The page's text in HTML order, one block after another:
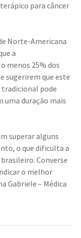
para câncer
Norte-Americana
a
menos 25% dos
sugerirem que este
pode
uma duração mais
superar alguns
o que dificulta a
Converse
o melhor
Gabriele – Médica